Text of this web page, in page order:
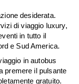
desiderata.
di viaggio luxury,
in tutto il
e Sud America.
in autobus
premere il pulsante
gratuito.